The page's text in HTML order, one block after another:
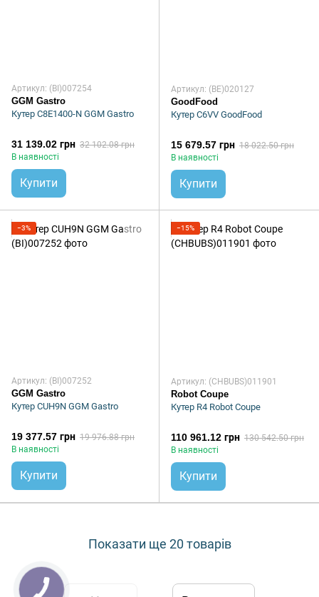
Артикул: (BI)007254
GGM Gastro
Кутер C8E1400-N GGM Gastro
31 139.02 грн 32 102.08 грн
В наявності
Купити
Артикул: (BE)020127
GoodFood
Кутер C6VV GoodFood
15 679.57 грн 18 022.50 грн
В наявності
Купити
−3%
Артикул: (BI)007252
GGM Gastro
Кутер CUH9N GGM Gastro
19 377.57 грн 19 976.88 грн
В наявності
Купити
−15%
Артикул: (CHBUBS)011901
Robot Coupe
Кутер R4 Robot Coupe
110 961.12 грн 130 542.50 грн
В наявності
Купити
Показати ще 20 товарів